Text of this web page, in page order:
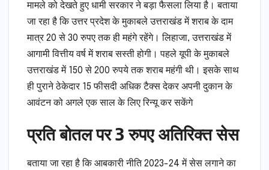
मामले को देखते हुए धामी सरकार ने बड़ा फैसला लिया है। बताया
जा रहा है कि उत्तर प्रदेश के मुकाबले उत्तराखंड में शराब के दाम
मात्र 20 से 30 रुपए तक ही महंगे रहेंगे। लिहाजा, उत्तराखंड में
आगामी वित्तीय वर्ष में शराब सस्ती होगी। पहले यूपी के मुकाबले
उत्तराखंड में 150 से 200 रुपये तक शराब महंगी थी। इसके साथ
ही पुराने ठेकेदार 15 फीसदी अधिक टैक्स देकर अपनी दुकान के
आवंटन को अगले एक साल के लिए रिन्यू कर सकेंगे
प्रति बोतल पर 3 रुपए अतिरिक्त सेस
बताया जा रहा है कि आबकारी नीति 2023-24 में सेस लगाने का